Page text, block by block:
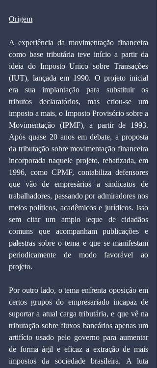
Origem
A experiência da movimentação financeira
como base tributária teve início a partir da
ideia do Imposto Unico sobre Transações
(IUT), lançada em 1990. O projeto inicial
era sua implantação para substituir os
tributos declaratórios, mas criou-se um
imposto a mais, o Imposto Provisório sobre a
Movimentação (IPMF), a partir de 1993.
Após quase 20 anos em debate, a proposta
da tributação sobre movimentação financeira
incorporada naquele projeto, rebatizada, em
1996, como CPMF, contabiliza defensores
que vão de empresários a sindicatos de
trabalhadores, passando por admiradores nos
meios políticos, acadêmicos e jurídicos. Isso
sem citar um amplo leque de cidadãos
comuns que acompanham publicações e
palestras sobre o tema e que se manifestam
periodicamente de modo favorável ao
projeto.
Por outro lado, o tema enfrenta oposição em
certos grupos do empresariado incapaz de
suportar a atual carga tributária, e que vê na
tributação sobre fluxos bancários apenas um
artifício usado pelo governo para aumentar
de forma ágil e eficaz a extração de mais
impostos da sociedade brasileira. A luta